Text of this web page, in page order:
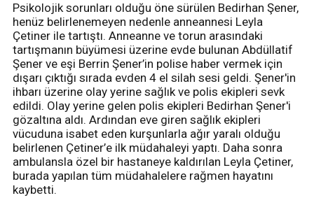
Psikolojik sorunları olduğu öne sürülen Bedirhan Şener,
henüz belirlenemeyen nedenle anneannesi Leyla
Çetiner ile tartıştı. Anneanne ve torun arasındaki
tartışmanın büyümesi üzerine evde bulunan Abdüllatif
Şener ve eşi Berrin Şener’in polise haber vermek için
dışarı çıktığı sırada evden 4 el silah sesi geldi. Şener'in
ihbarı üzerine olay yerine sağlık ve polis ekipleri sevk
edildi. Olay yerine gelen polis ekipleri Bedirhan Şener'i
gözaltına aldı. Ardından eve giren sağlık ekipleri
vücuduna isabet eden kurşunlarla ağır yaralı olduğu
belirlenen Çetiner’e ilk müdahaleyi yaptı. Daha sonra
ambulansla özel bir hastaneye kaldırılan Leyla Çetiner,
burada yapılan tüm müdahalelere rağmen hayatını
kaybetti.